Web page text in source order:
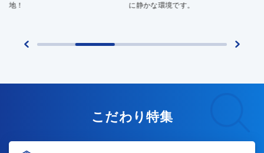
に静かな環境です。
こだわり特集